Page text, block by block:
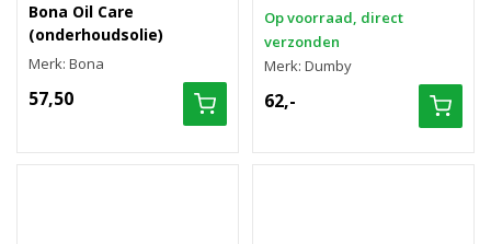
Bona Oil Care
(onderhoudsolie)
Merk: Bona
57,50
Op voorraad, direct
verzonden
Merk: Dumby
62,-